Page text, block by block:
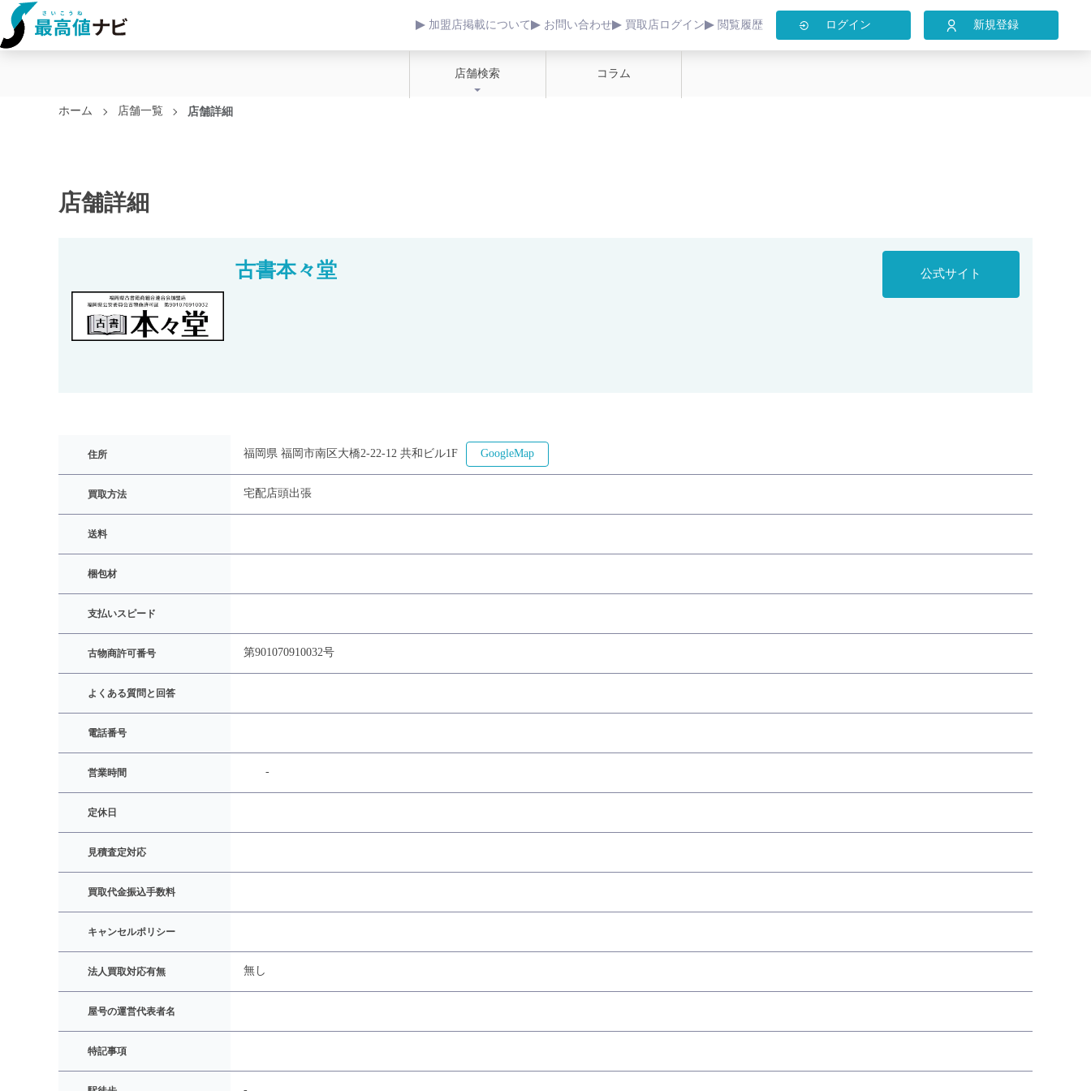
加盟店掲載について お問い合わせ 買取店ログイン 閲覧履歴 ログイン 新規登録
店舗検索 コラム
ホーム 店舗一覧 店舗詳細
店舗詳細
古書本々堂 公式サイト
住所 福岡県 福岡市南区大橋2-22-12 共和ビル1F GoogleMap
買取方法 宅配店頭出張
送料
梱包材
支払いスピード
古物商許可番号 第901070910032号
よくある質問と回答
電話番号
営業時間 -
定休日
見積査定対応
買取代金振込手数料
キャンセルポリシー
法人買取対応有無 無し
屋号の運営代表者名
特記事項